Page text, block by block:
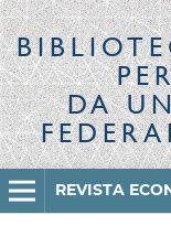
DA
REVISTA